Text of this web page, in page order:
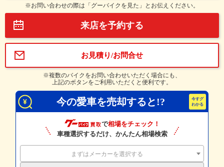
※お問い合わせの際は「グーバイクを見た」とお伝えください。
来店を予約する
お見積り/お問合せ
※複数のバイクをお問い合わせいただく場合にも、
上記のボタンをご利用いただくと便利です。
今の愛車を売却すると!?
で相場をチェック！
車種選択するだけ、かんたん相場検索
まずはメーカーを選択する